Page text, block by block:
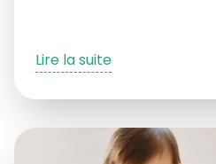
Lire la suite